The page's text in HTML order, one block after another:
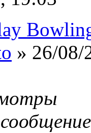
» 26/08/